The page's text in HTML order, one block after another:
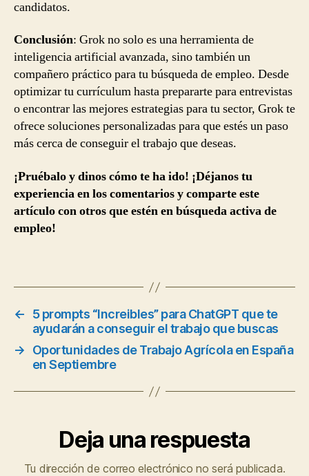
candidatos.
Conclusión: Grok no solo es una herramienta de
inteligencia artificial avanzada, sino también un
compañero práctico para tu búsqueda de empleo. Desde
optimizar tu currículum hasta prepararte para entrevistas
o encontrar las mejores estrategias para tu sector, Grok te
ofrece soluciones personalizadas para que estés un paso
más cerca de conseguir el trabajo que deseas.
¡Pruébalo y dinos cómo te ha ido! ¡Déjanos tu
experiencia en los comentarios y comparte este
artículo con otros que estén en búsqueda activa de
empleo!
←
5 prompts “Increibles” para ChatGPT que te
ayudarán a conseguir el trabajo que buscas
→
Oportunidades de Trabajo Agrícola en España
en Septiembre
Deja una respuesta
Tu dirección de correo electrónico no será publicada.